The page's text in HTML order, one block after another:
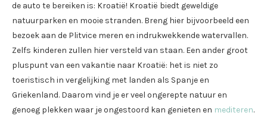
de auto te bereiken is: Kroatië! Kroatië biedt geweldige
natuurparken en mooie stranden. Breng hier bijvoorbeeld een
bezoek aan de Plitvice meren en indrukwekkende watervallen.
Zelfs kinderen zullen hier versteld van staan. Een ander groot
pluspunt van een vakantie naar Kroatië: het is niet zo
toeristisch in vergelijking met landen als Spanje en
Griekenland. Daarom vind je er veel ongerepte natuur en
genoeg plekken waar je ongestoord kan genieten en mediteren.